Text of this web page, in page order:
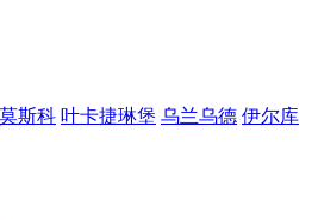
莫斯科 叶卡捷琳堡 乌兰乌德 伊尔库